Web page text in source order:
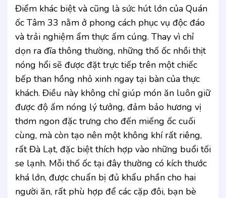
Điểm khác biệt và cũng là sức hút lớn của Quán
ốc Tâm 33 nằm ở phong cách phục vụ độc đáo
và trải nghiệm ẩm thực ấm cúng. Thay vì chỉ
dọn ra đĩa thông thường, những thố ốc nhồi thịt
nóng hổi sẽ được đặt trực tiếp trên một chiếc
bếp than hồng nhỏ xinh ngay tại bàn của thực
khách. Điều này không chỉ giúp món ăn luôn giữ
được độ ấm nóng lý tưởng, đảm bảo hương vị
thơm ngon đặc trưng cho đến miếng ốc cuối
cùng, mà còn tạo nên một không khí rất riêng,
rất Đà Lạt, đặc biệt thích hợp vào những buổi tối
se lạnh. Mỗi thố ốc tại đây thường có kích thước
khá lớn, được chuẩn bị đủ khẩu phần cho hai
người ăn, rất phù hợp để các cặp đôi, bạn bè